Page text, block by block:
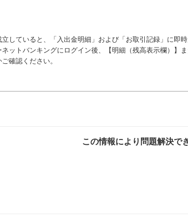
していると、「入出金明細」および「お取引記録」に即時
ネットバンキングにログイン後、【明細（残高表示欄）】
確認ください。
この情報により問題解決で